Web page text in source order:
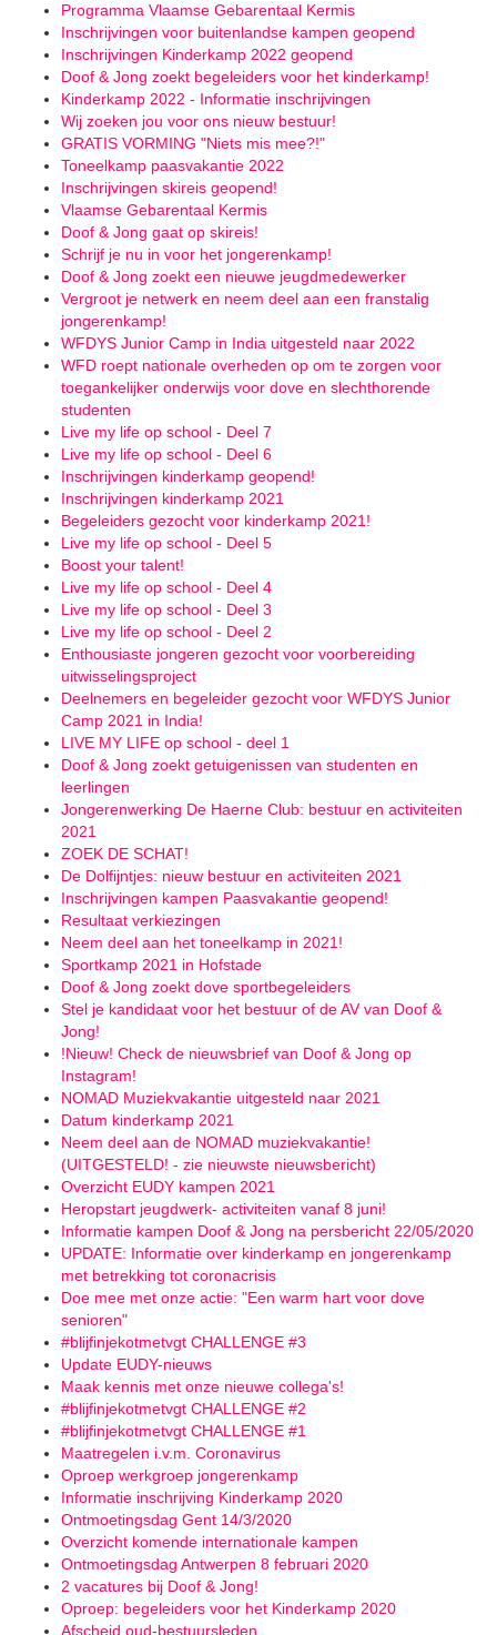
Programma Vlaamse Gebarentaal Kermis
Inschrijvingen voor buitenlandse kampen geopend
Inschrijvingen Kinderkamp 2022 geopend
Doof & Jong zoekt begeleiders voor het kinderkamp!
Kinderkamp 2022 - Informatie inschrijvingen
Wij zoeken jou voor ons nieuw bestuur!
GRATIS VORMING "Niets mis mee?!"
Toneelkamp paasvakantie 2022
Inschrijvingen skireis geopend!
Vlaamse Gebarentaal Kermis
Doof & Jong gaat op skireis!
Schrijf je nu in voor het jongerenkamp!
Doof & Jong zoekt een nieuwe jeugdmedewerker
Vergroot je netwerk en neem deel aan een franstalig
jongerenkamp!
WFDYS Junior Camp in India uitgesteld naar 2022
WFD roept nationale overheden op om te zorgen voor
toegankelijker onderwijs voor dove en slechthorende
studenten
Live my life op school - Deel 7
Live my life op school - Deel 6
Inschrijvingen kinderkamp geopend!
Inschrijvingen kinderkamp 2021
Begeleiders gezocht voor kinderkamp 2021!
Live my life op school - Deel 5
Boost your talent!
Live my life op school - Deel 4
Live my life op school - Deel 3
Live my life op school - Deel 2
Enthousiaste jongeren gezocht voor voorbereiding
uitwisselingsproject
Deelnemers en begeleider gezocht voor WFDYS Junior
Camp 2021 in India!
LIVE MY LIFE op school - deel 1
Doof & Jong zoekt getuigenissen van studenten en
leerlingen
Jongerenwerking De Haerne Club: bestuur en activiteiten
2021
ZOEK DE SCHAT!
De Dolfijntjes: nieuw bestuur en activiteiten 2021
Inschrijvingen kampen Paasvakantie geopend!
Resultaat verkiezingen
Neem deel aan het toneelkamp in 2021!
Sportkamp 2021 in Hofstade
Doof & Jong zoekt dove sportbegeleiders
Stel je kandidaat voor het bestuur of de AV van Doof &
Jong!
!Nieuw! Check de nieuwsbrief van Doof & Jong op
Instagram!
NOMAD Muziekvakantie uitgesteld naar 2021
Datum kinderkamp 2021
Neem deel aan de NOMAD muziekvakantie!
(UITGESTELD! - zie nieuwste nieuwsbericht)
Overzicht EUDY kampen 2021
Heropstart jeugdwerk- activiteiten vanaf 8 juni!
Informatie kampen Doof & Jong na persbericht 22/05/2020
UPDATE: Informatie over kinderkamp en jongerenkamp
met betrekking tot coronacrisis
Doe mee met onze actie: "Een warm hart voor dove
senioren"
#blijfinjekotmetvgt CHALLENGE #3
Update EUDY-nieuws
Maak kennis met onze nieuwe collega's!
#blijfinjekotmetvgt CHALLENGE #2
#blijfinjekotmetvgt CHALLENGE #1
Maatregelen i.v.m. Coronavirus
Oproep werkgroep jongerenkamp
Informatie inschrijving Kinderkamp 2020
Ontmoetingsdag Gent 14/3/2020
Overzicht komende internationale kampen
Ontmoetingsdag Antwerpen 8 februari 2020
2 vacatures bij Doof & Jong!
Oproep: begeleiders voor het Kinderkamp 2020
Afscheid oud-bestuursleden